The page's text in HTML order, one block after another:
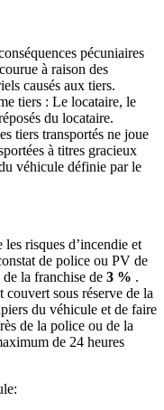
pécuniaires
à raison des
causés aux tiers.
tiers : Le locataire, le
du locataire.
tiers transportés ne joue
à titres gracieux
véhicule définie par le
risques d’incendie et
de police ou PV de
la franchise de 3 % .
sous réserve de la
du véhicule et de faire
de la police ou de la
de 24 heures